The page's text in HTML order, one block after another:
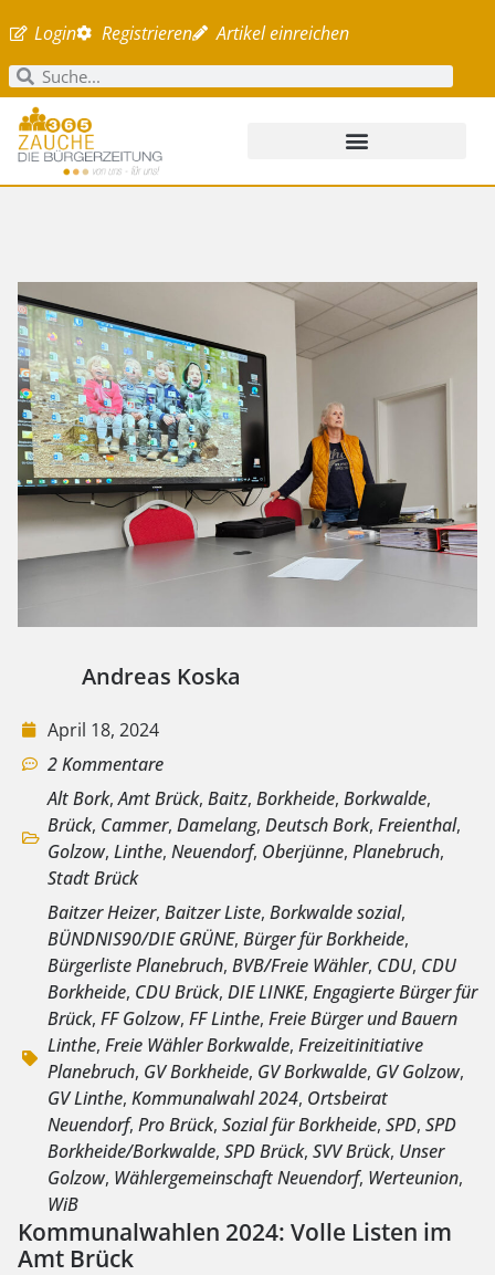
Login Registrieren Artikel einreichen
Andreas Koska
April 18, 2024
2 Kommentare
Alt Bork,Amt Brück, Baitz, Borkheide, Borkwalde,
Brück, Cammer, Damelang, Deutsch Bork, Freienthal,
Golzow, Linthe, Neuendorf, Oberjünne, Planebruch,
Stadt Brück
Baitzer Heizer, Baitzer Liste, Borkwalde sozial,
BÜNDNIS90/DIE GRÜNE, Bürger für Borkheide,
Bürgerliste Planebruch, BVB/Freie Wähler, CDU, CDU
Borkheide, CDU Brück, DIE LINKE, Engagierte Bürger für
Brück, FF Golzow, FF Linthe, Freie Bürger und Bauern
Linthe, Freie Wähler Borkwalde, Freizeitinitiative
Planebruch, GV Borkheide, GV Borkwalde, GV Golzow,
GV Linthe, Kommunalwahl 2024, Ortsbeirat
Neuendorf, Pro Brück, Sozial für Borkheide, SPD, SPD
Borkheide/Borkwalde, SPD Brück, SVV Brück, Unser
Golzow, Wählergemeinschaft Neuendorf, Werteunion,
WiB
Kommunalwahlen 2024: Volle Listen im
Amt Brück